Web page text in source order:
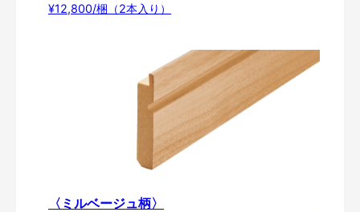
¥12,800/梱（2本入り）
〈ミルベージュ柄〉